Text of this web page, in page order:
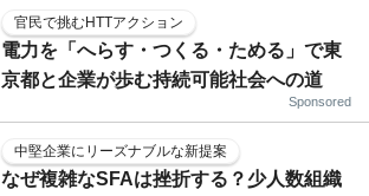
官民で挑むHTTアクション
電力を「へらす・つくる・ためる」で東
京都と企業が歩む持続可能社会への道
Sponsored
中堅企業にリーズナブルな新提案
なぜ複雑なSFAは挫折する？少人数組織